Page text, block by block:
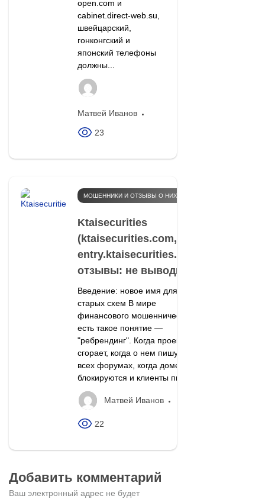
open.com и
cabinet.direct-web.su,
швейцарский,
гонконгский и
японский телефоны
должны...
Матвей Иванов
23
МОШЕННИКИ И ОТЗЫВЫ О НИХ
Ktaisecurities
(ktaisecurities.com,
entry.ktaisecurities.com)
отзывы: не выводит
Введение: новое имя для
старых схем В мире
финансового мошенничества
есть такое понятие —
"ребрендинг". Когда проект
сгорает, когда о нем пишут на
всех форумах, когда домены
блокируются и клиенты пишут...
Матвей Иванов
22
Добавить комментарий
Ваш электронный адрес не будет